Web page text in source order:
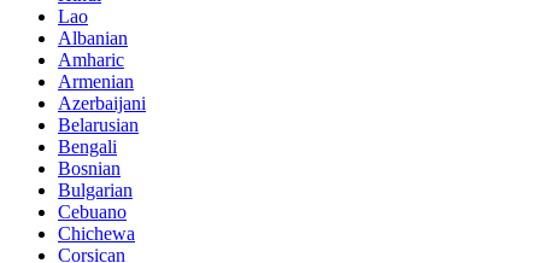
Lao
Albanian
Amharic
Armenian
Azerbaijani
Belarusian
Bengali
Bosnian
Bulgarian
Cebuano
Chichewa
Corsican